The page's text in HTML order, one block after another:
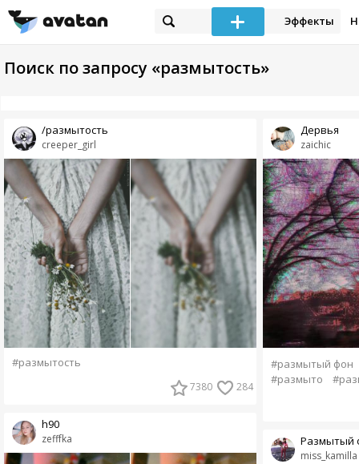
Эффекты
Поиск по запросу «размытость»
creeper_girl
/размытость
#размытость
7380 284
zefffka
h90
zaichic
Дервья
#размытый фон
#размыто
miss_kamilla
Размытый